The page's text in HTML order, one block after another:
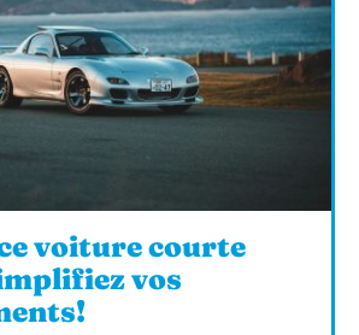
voiture courte
vos